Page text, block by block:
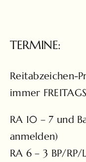
TERMINE:
Reitabzeichen-
immer
RA 10 – 7 und
anmelden)
RA 6 – 3 BP/